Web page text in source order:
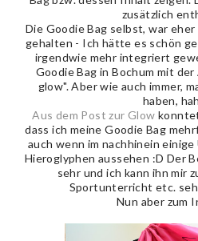
zusätzlich
Die Goodie Bag selbst, war
gehalten - Ich hätte es schön
irgendwie mehr integriert
Goodie Bag in Bochum mit
glow". Aber wie auch immer,
haben,
Aus dem Post zur Glow
dass ich meine Goodie Bag
auch wenn im nachhinein
Hieroglyphen aussehen :D Der
sehr und ich kann ihn mir
Sportunterricht etc.
Nun aber zum